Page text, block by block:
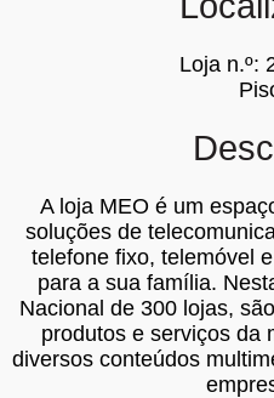
Loja n.º:
A loja MEO é um
soluções de
telefone fixo, telemóvel
para a sua família.
Nacional de 300 lojas,
produtos e serviços da
diversos conteúdos